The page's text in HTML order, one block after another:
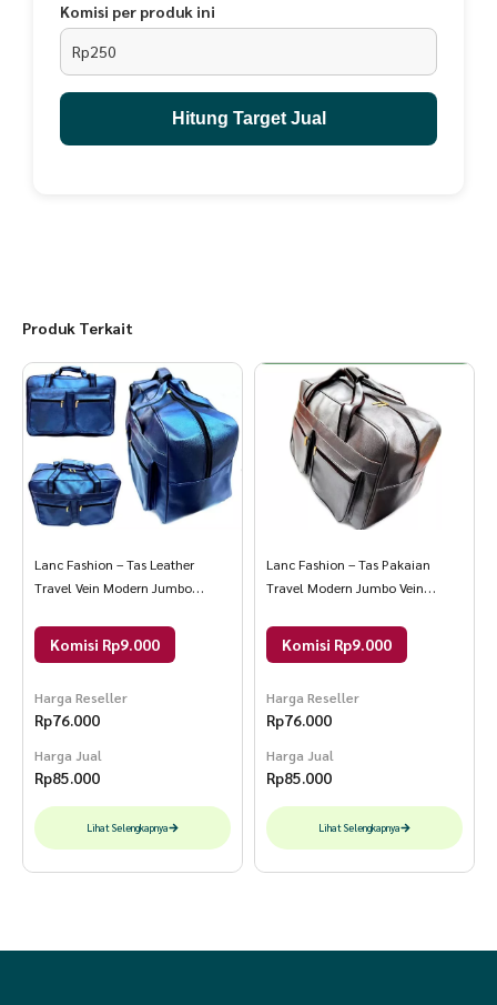
Komisi per produk ini
Rp250
Hitung Target Jual
Produk Terkait
Lanc Fashion – Tas Leather
Travel Vein Modern Jumbo
Komisi Rp9.000
Harga Reseller
Rp76.000
Harga Jual
Rp85.000
Lihat Selengkapnya
Lanc Fashion – Tas Pakaian
Travel Modern Jumbo Vein
Komisi Rp9.000
Harga Reseller
Rp76.000
Harga Jual
Rp85.000
Lihat Selengkapnya